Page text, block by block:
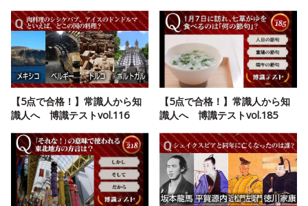
【5点で合格！】常識人から知
識人へ 博識テストvol.116
【5点で合格！】常識人から知
識人へ 博識テストvol.185